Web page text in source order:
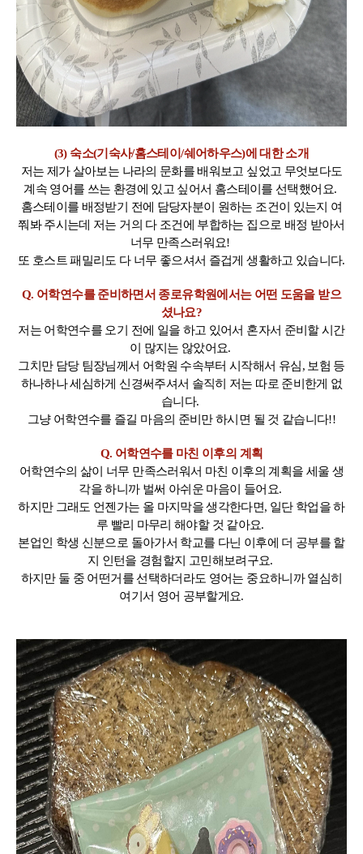
(3) 숙소(기숙사/홈스테이/쉐어하우스)에 대한 소개
저는 제가 살아보는 나라의 문화를 배워보고 싶었고 무엇보다도
계속 영어를 쓰는 환경에 있고 싶어서 홈스테이를 선택했어요.
홈스테이를 배정받기 전에 담당자분이 원하는 조건이 있는지 여
쭤봐 주시는데 저는 거의 다 조건에 부합하는 집으로 배정 받아서
너무 만족스러워요!
또 호스트 패밀리도 다 너무 좋으셔서 즐겁게 생활하고 있습니다.
Q. 어학연수를 준비하면서 종로유학원에서는 어떤 도움을 받으
셨나요?
저는 어학연수를 오기 전에 일을 하고 있어서 혼자서 준비할 시간
이 많지는 않았어요.
그치만 담당 팀장님께서 어학원 수속부터 시작해서 유심, 보험 등
하나하나 세심하게 신경써주셔서 솔직히 저는 따로 준비한게 없
습니다.
그냥 어학연수를 즐길 마음의 준비만 하시면 될 것 같습니다!!
Q. 어학연수를 마친 이후의 계획
어학연수의 삶이 너무 만족스러워서 마친 이후의 계획을 세울 생
각을 하니까 벌써 아쉬운 마음이 들어요.
하지만 그래도 언젠가는 올 마지막을 생각한다면, 일단 학업을 하
루 빨리 마무리 해야할 것 같아요.
본업인 학생 신분으로 돌아가서 학교를 다닌 이후에 더 공부를 할
지 인턴을 경험할지 고민해보려구요.
하지만 둘 중 어떤거를 선택하더라도 영어는 중요하니까 열심히
여기서 영어 공부할게요.